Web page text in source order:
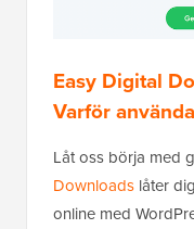
Easy Digital
Varför
Låt oss börja med
Downloads låter
online med